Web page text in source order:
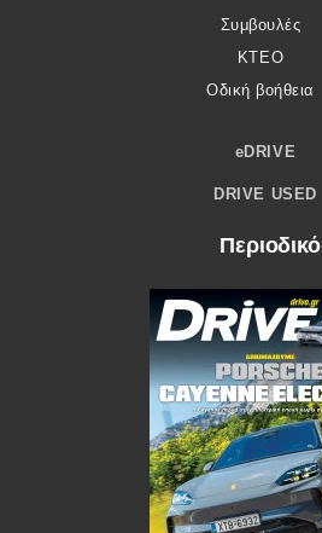
Συμβουλές
ΚΤΕΟ
Οδική βοήθεια
eDRIVE
DRIVE USED
Περιοδικό